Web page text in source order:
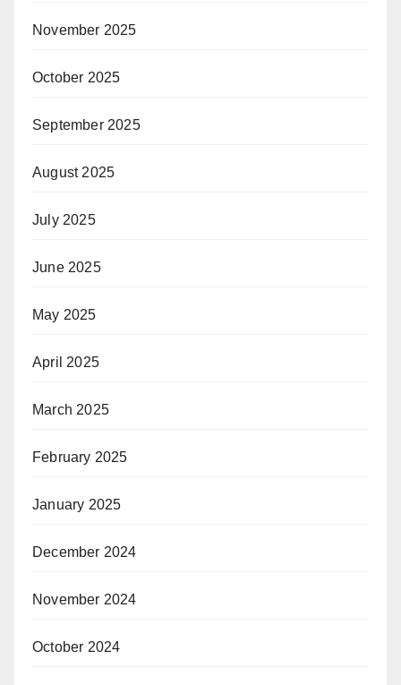
November 2025
October 2025
September 2025
August 2025
July 2025
June 2025
May 2025
April 2025
March 2025
February 2025
January 2025
December 2024
November 2024
October 2024